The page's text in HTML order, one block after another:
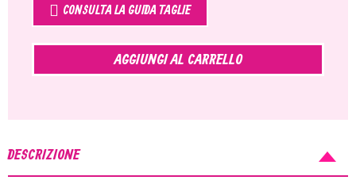
CONSULTA LA GUIDA TAGLIE
AGGIUNGI AL CARRELLO
DESCRIZIONE